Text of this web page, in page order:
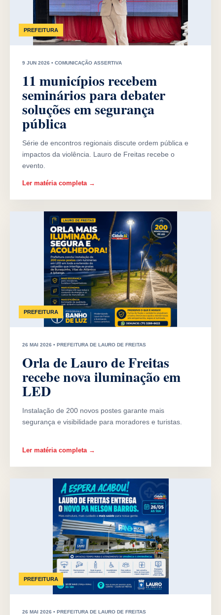
PREFEITURA
9 JUN 2026 • COMUNICAÇÃO ASSERTIVA
11 municípios recebem
seminários para debater
soluções em segurança
pública
Série de encontros regionais discute ordem pública e
impactos da violência. Lauro de Freitas recebe o
evento.
Ler matéria completa →
PREFEITURA
26 MAI 2026 • PREFEITURA DE LAURO DE FREITAS
Orla de Lauro de Freitas
recebe nova iluminação em
LED
Instalação de 200 novos postes garante mais
segurança e visibilidade para moradores e turistas.
Ler matéria completa →
PREFEITURA
26 MAI 2026 • PREFEITURA DE LAURO DE FREITAS